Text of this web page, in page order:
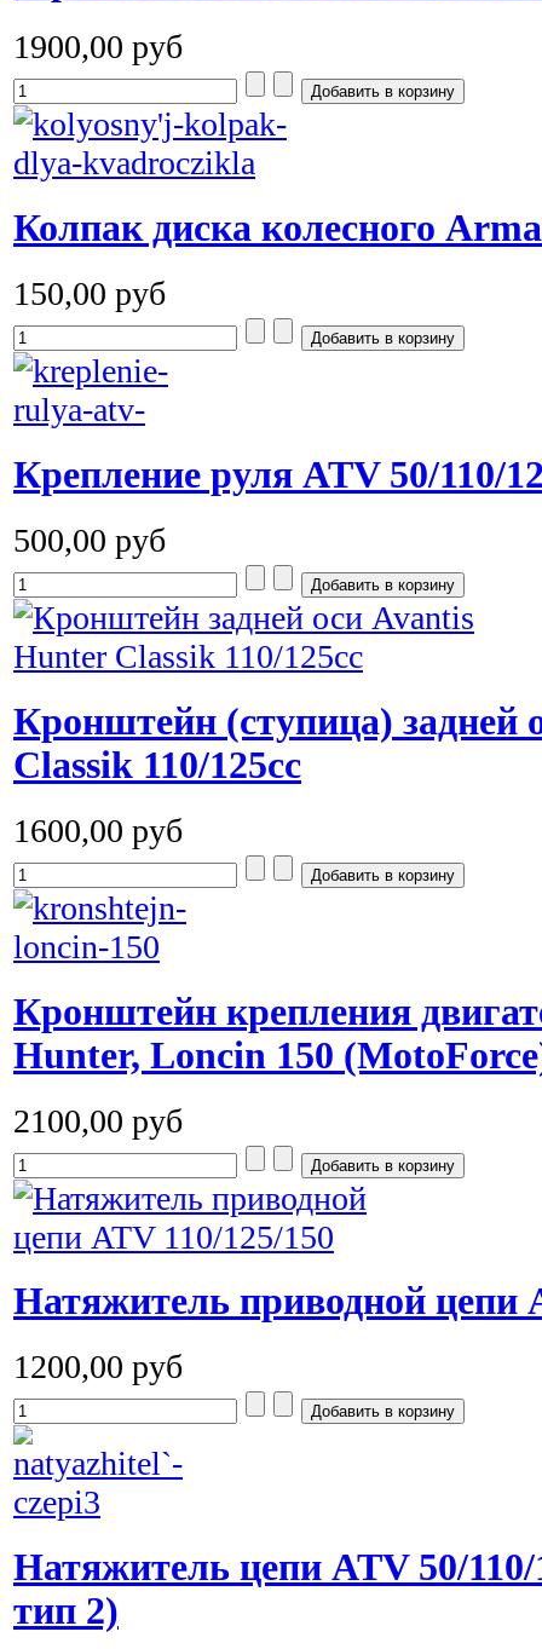
1900,00 руб
Колпак диска колесного
150,00 руб
Крепление руля ATV 50/110/
500,00 руб
Кронштейн (ступица) задней
Classik 110/125cc
1600,00 руб
Кронштейн крепления
Hunter, Loncin 150
2100,00 руб
Натяжитель приводной цепи
1200,00 руб
Натяжитель цепи ATV 50/110/
тип 2)